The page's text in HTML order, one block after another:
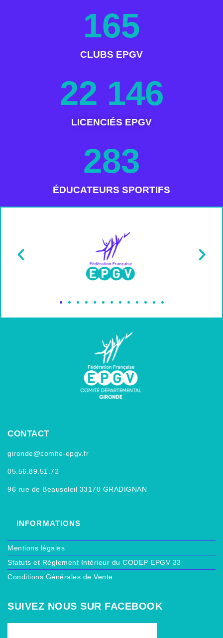
CLUBS EPGV
165
LICENCIÉS EPGV
22 146
ÉDUCATEURS SPORTIFS
283
CONTACT
gironde@comite-epgv.fr
05.56.89.51.72
96 rue de Beausoleil 33170 GRADIGNAN
INFORMATIONS
Mentions légales
Statuts et Règlement Intérieur du CODEP EPGV 33
Conditions Générales de Vente
SUIVEZ NOUS SUR FACEBOOK